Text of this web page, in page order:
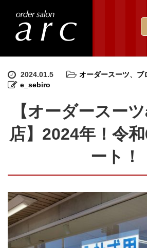
2024.01.5 オーダースーツ、 ブ
e_sebiro
【オーダースー
店】2024年！令
ート！